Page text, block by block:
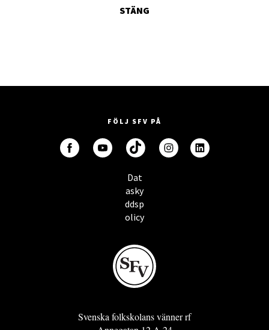
STÄNG
FÖLJ SFV PÅ
Dat
asky
ddsp
olicy
Svenska folkskolans vänner rf